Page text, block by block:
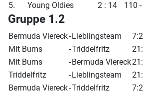
5.
Young Oldies 2 : 14 110
Gruppe 1.2
Bermuda Viereck-Lieblingsteam
Mit Bums
-Triddelfritz
Mit Bums
-Bermuda Viereck
Triddelfritz
-Lieblingsteam
Bermuda Viereck-Triddelfritz